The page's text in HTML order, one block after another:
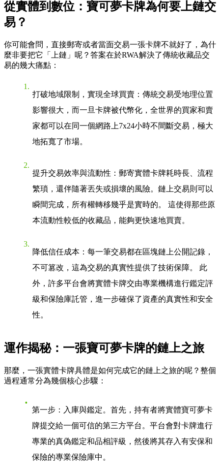
從實體到數位：寶可夢卡牌為何要上鏈交
易？
你可能會問，直接郵寄或者當面交易一張卡牌不就好了，為什
麼非要把它「上鏈」呢？答案在於RWA解決了傳統收藏品交
易的幾大痛點：
打破地域限制，實現全球買賣 ：傳統交易受地理位置
影響很大，而一旦卡牌被代幣化，全世界的買家和賣
家都可以在同一個網路上7x24小時不間斷交易，極大
地拓寬了市場。
提升交易效率與流動性 ：郵寄實體卡牌耗時長、流程
繁瑣，還伴隨著丟失或損壞的風險。鏈上交易則可以
瞬間完成，所有權轉移幾乎是實時的。 這使得那些原
本流動性較低的收藏品，能夠更快速地買賣。
降低信任成本 ：每一筆交易都在區塊鏈上公開記錄，
不可篡改，這為交易的真實性提供了技術保障。 此
外，許多平台會將實體卡牌交由專業機構進行鑑定評
級和保險庫託管，進一步確保了資產的真實性和安全
性。
運作揭秘：一張寶可夢卡牌的鏈上之旅
那麼，一張實體卡牌具體是如何完成它的鏈上之旅的呢？整個
過程通常分為幾個核心步驟：
第一步：入庫與鑑定。首先，持有者將實體寶可夢卡
牌提交給一個可信的第三方平台。平台會對卡牌進行
專業的真偽鑑定和品相評級，然後將其存入有安保和
保險的專業保險庫中。